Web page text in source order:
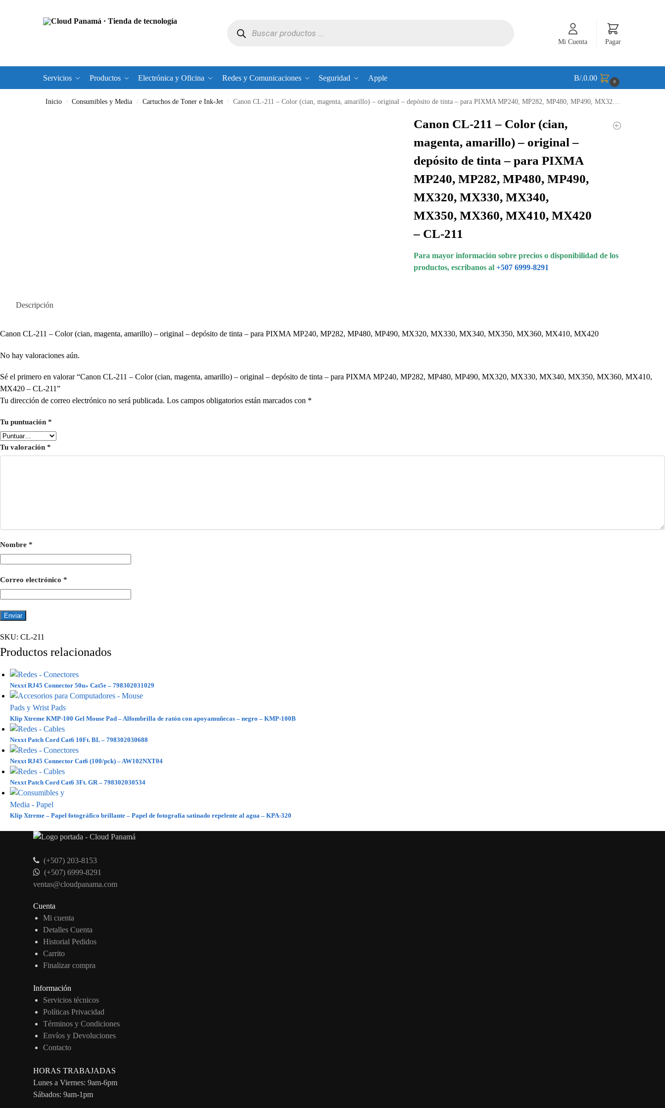
Mi Cuenta Pagar
Servicios Productos Electrónica y Oficina Redes y Comunicaciones Seguridad Apple B/.0.00 0
Inicio / Consumibles y Media / Cartuchos de Toner e Ink-Jet / Canon CL-211 – Color (cian, magenta, amarillo) – original – depósito de tinta – para PIXMA MP240, MP282, MP480, MP490, MX320, MX330, MX340, MX350, MX360, MX410, MX420 – CL-211
Canon CL-211 – Color (cian,
magenta, amarillo) – original –
depósito de tinta – para PIXMA
MP240, MP282, MP480, MP490,
MX320, MX330, MX340,
MX350, MX360, MX410, MX420
– CL-211
Para mayor información sobre precios o disponibilidad de los
productos, escribanos al +507 6999-8291
Descripción
Canon CL-211 – Color (cian, magenta, amarillo) – original – depósito de tinta – para PIXMA MP240, MP282, MP480, MP490, MX320, MX330, MX340, MX350, MX360, MX410, MX420
No hay valoraciones aún.
Sé el primero en valorar “Canon CL-211 – Color (cian, magenta, amarillo) – original – depósito de tinta – para PIXMA MP240, MP282, MP480, MP490, MX320, MX330, MX340, MX350, MX360, MX410,
MX420 – CL-211”
Tu dirección de correo electrónico no será publicada. Los campos obligatorios están marcados con *
Tu puntuación *
Tu valoración *
Nombre *
Correo electrónico *
SKU: CL-211
Productos relacionados
Nexxt RJ45 Connector 50u» Cat5e – 798302031029
Klip Xtreme KMP-100 Gel Mouse Pad – Alfombrilla de ratón con apoyamuñecas – negro – KMP-100B
Nexxt Patch Cord Cat6 10Ft. BL – 798302030688
Nexxt RJ45 Connector Cat6 (100/pck) – AW102NXT04
Nexxt Patch Cord Cat6 3Ft. GR – 798302030534
Klip Xtreme – Papel fotográfico brillante – Papel de fotografía satinado repelente al agua – KPA-320
(+507) 203-8153
(+507) 6999-8291
ventas@cloudpanama.com
Cuenta
Mi cuenta
Detalles Cuenta
Historial Pedidos
Carrito
Finalizar compra
Información
Servicios técnicos
Políticas Privacidad
Términos y Condiciones
Envíos y Devoluciones
Contacto
HORAS TRABAJADAS
Lunes a Viernes: 9am-6pm
Sábados: 9am-1pm